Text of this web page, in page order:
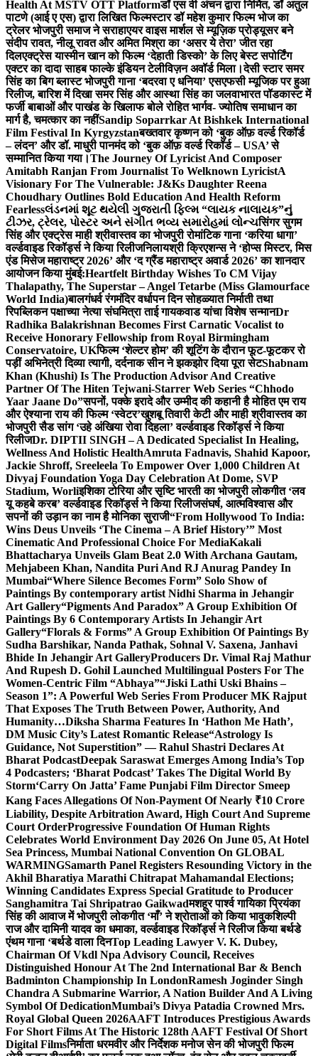
Health At MSTV OTT Platformडॉ एस वी अंचन द्वारा निर्मित, डॉ अतुल
पाटणे (आई ए एस) द्वारा लिखित फिल्मस्टार डॉ महेश कुमार फिल्म भोज का
ट्रेलर भोजपुरी समाज ने सराहाएयर वाइस मार्शल से म्यूज़िक प्रोड्यूसर बने
संदीप रावत, नीलू रावत और अमित मिश्रा का ‘असर ये तेरा’ जीत रहा
दिलएक्ट्रेस यास्मीन खान को फिल्म ‘देहाती डिस्को’ के लिए बेस्ट सपोर्टिंग
एक्टर का दादा साहब फाल्के इंडियन टेलीविज़न अवॉर्ड मिला।देसी स्टार समर
सिंह का बिग ब्लास्ट भोजपुरी गाना ‘बदरवा ए धनिया’ एसएफसी म्यूजिक पर हुआ
रिलीज, बारिश में दिखा समर सिंह और आस्था सिंह का जलवाभारत पॉडकास्ट में
फर्जी बाबाओं और पाखंड के खिलाफ बोले रोहित भार्गव- ज्योतिष समाधान का
मार्ग है, चमत्कार का नहींSandip Soparrkar At Bishkek International
Film Festival In Kyrgyzstanबख्तवार कृष्णन को ‘बुक ऑफ़ वर्ल्ड रिकॉर्ड
– लंदन’ और डॉ. माधुरी पानमंद को ‘बुक ऑफ़ वर्ल्ड रिकॉर्ड – USA’ से
सम्मानित किया गया।The Journey Of Lyricist And Composer
Amitabh Ranjan From Journalist To Welknown LyricistA
Visionary For The Vulnerable: J&Ks Daughter Reena
Choudhary Outlines Bold Education And Health Reform
Fearlessલંડનમાં શૂટ થયેલી ગુજરાતી ફિલ્મ “લાયક નાલાયક”નું
ટીઝર, ટ્રેલર, પોસ્ટર અને સંગીત ભવ્ય સમારોહમાં લોન્ચसिंगर सुगम
सिंह और एक्ट्रेस माही श्रीवास्तव का भोजपुरी रोमांटिक गाना ‘करिया धागा’
वर्ल्डवाइड रिकॉर्ड्स ने किया रिलीजनिलायश्री क्रिएशन्स ने ‘होप्स मिस्टर, मिस
एंड मिसेज महाराष्ट्र 2026’ और ‘द ग्रैंड महाराष्ट्र अवार्ड 2026’ का शानदार
आयोजन किया मुंबई:Heartfelt Birthday Wishes To CM Vijay
Thalapathy, The Superstar – Angel Tetarbe (Miss Glamourface
World India)बालगंधर्व रंगमंदिर वर्धापन दिन सोहळ्यात निर्माती तथा
रिपब्लिकन पक्षाच्या नेत्या संघमित्रा ताई गायकवाड यांचा विशेष सन्मानDr
Radhika Balakrishnan Becomes First Carnatic Vocalist to
Receive Honorary Fellowship from Royal Birmingham
Conservatoire, UKफिल्म ‘शेल्टर होम’ की शूटिंग के दौरान फूट-फूटकर रो
पड़ीं अभिनेत्री दिव्या त्यागी, दर्दनाक सीन ने झकझोर दिया पूरा सेटShabnam
Khan (Khushi) Is The Production Advisor And Creative
Partner Of The Hiten Tejwani-Starrer Web Series “Chhodo
Yaar Jaane Do”सपनों, पक्के इरादे और उम्मीद की कहानी है मोहित एम राय
और ऐश्याना राय की फिल्म ‘स्वेटर’खुशबू तिवारी केटी और माही श्रीवास्तव का
भोजपुरी सैड सांग ‘उहे अंखिया रोवा दिहला’ वर्ल्डवाइड रिकॉर्ड्स ने किया
रिलीजDr. DIPTII SINGH – A Dedicated Specialist In Healing,
Wellness And Holistic HealthAmruta Fadnavis, Shahid Kapoor,
Jackie Shroff, Sreeleela To Empower Over 1,000 Children At
Divyaj Foundation Yoga Day Celebration At Dome, SVP
Stadium, Worliइशिका टोरिया और सृष्टि भारती का भोजपुरी लोकगीत ‘लव
यू कहबे करब’ वर्ल्डवाइड रिकॉर्ड्स ने किया रिलीजसंघर्ष, आत्मविश्वास और
सपनों की उड़ान का नाम है मोनिका सुराजी“From Hollywood To India:
Wins Deus Unveils ‘The Cinema – A Brief History’” Most
Cinematic And Professional Choice For MediaKakali
Bhattacharya Unveils Glam Beat 2.0 With Archana Gautam,
Mehjabeen Khan, Nandita Puri And RJ Anurag Pandey In
Mumbai“Where Silence Becomes Form” Solo Show of
Paintings By contemporary artist Nidhi Sharma in Jehangir
Art Gallery“Pigments And Paradox” A Group Exhibition Of
Paintings By 6 Contemporary Artists In Jehangir Art
Gallery“Florals & Forms” A Group Exhibition Of Paintings By
Sudha Barshikar, Nanda Pathak, Sohnal V. Saxena, Janhavi
Bhide In Jehangir Art GalleryProducers Dr. Vimal Raj Mathur
And Rupesh D. Gohil Launched Multilingual Posters For The
Women-Centric Film “Abhaya”“Jiski Lathi Uski Bhains –
Season 1”: A Powerful Web Series From Producer MK Rajput
That Exposes The Truth Between Power, Authority, And
Humanity…Diksha Sharma Features In ‘Hathon Me Hath’,
DM Music City’s Latest Romantic Release“Astrology Is
Guidance, Not Superstition” — Rahul Shastri Declares At
Bharat PodcastDeepak Saraswat Emerges Among India’s Top
4 Podcasters; ‘Bharat Podcast’ Takes The Digital World By
Storm‘Carry On Jatta’ Fame Punjabi Film Director Smeep
Kang Faces Allegations Of Non-Payment Of Nearly ₹10 Crore
Liability, Despite Arbitration Award, High Court And Supreme
Court OrderProgressive Foundation Of Human Rights
Celebrates World Environment Day 2026 On June 05, At Hotel
Sea Princess, Mumbai National Convention On GLOBAL
WARMINGSamarth Panel Registers Resounding Victory in the
Akhil Bharatiya Marathi Chitrapat Mahamandal Elections;
Winning Candidates Express Special Gratitude to Producer
Sanghamitra Tai Shripatrao Gaikwadमशहूर पार्श्व गायिका प्रियंका
सिंह की आवाज में भोजपुरी लोकगीत ‘माँ’ ने श्रोताओं को किया भावुकशिल्पी
राज और दामिनी यादव का धमाका, वर्ल्डवाइड रिकॉर्ड्स ने रिलीज किया बर्थडे
एंथम गाना ‘बर्थडे वाला दिनTop Leading Lawyer V. K. Dubey,
Chairman Of Vkdl Npa Advisory Council, Receives
Distinguished Honour At The 2nd International Bar & Bench
Badminton Championship In LondonRamesh Joginder Singh
Chandra A Submarine Warrior, A Nation Builder And A Living
Symbol Of DedicationMumbai’s Divya Patadia Crowned Mrs.
Royal Global Queen 2026AAFT Introduces Prestigious Awards
For Short Films At The Historic 128th AAFT Festival Of Short
Digital Filmsनिर्माता धरमवीर और निर्देशक मनोज सेन की भोजपुरी फिल्म